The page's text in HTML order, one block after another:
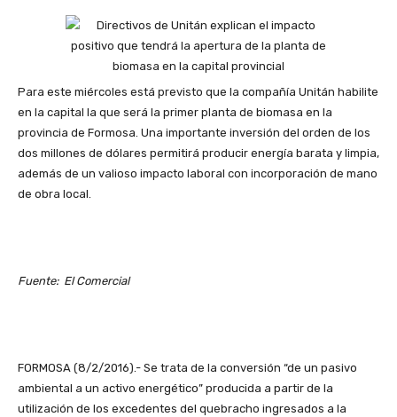
Para este miércoles está previsto que la compañía Unitán habilite
en la capital la que será la primer planta de biomasa en la
provincia de Formosa. Una importante inversión del orden de los
dos millones de dólares permitirá producir energía barata y limpia,
además de un valioso impacto laboral con incorporación de mano
de obra local.
Fuente: El Comercial
FORMOSA (8/2/2016).- Se trata de la conversión “de un pasivo
ambiental a un activo energético” producida a partir de la
utilización de los excedentes del quebracho ingresados a la